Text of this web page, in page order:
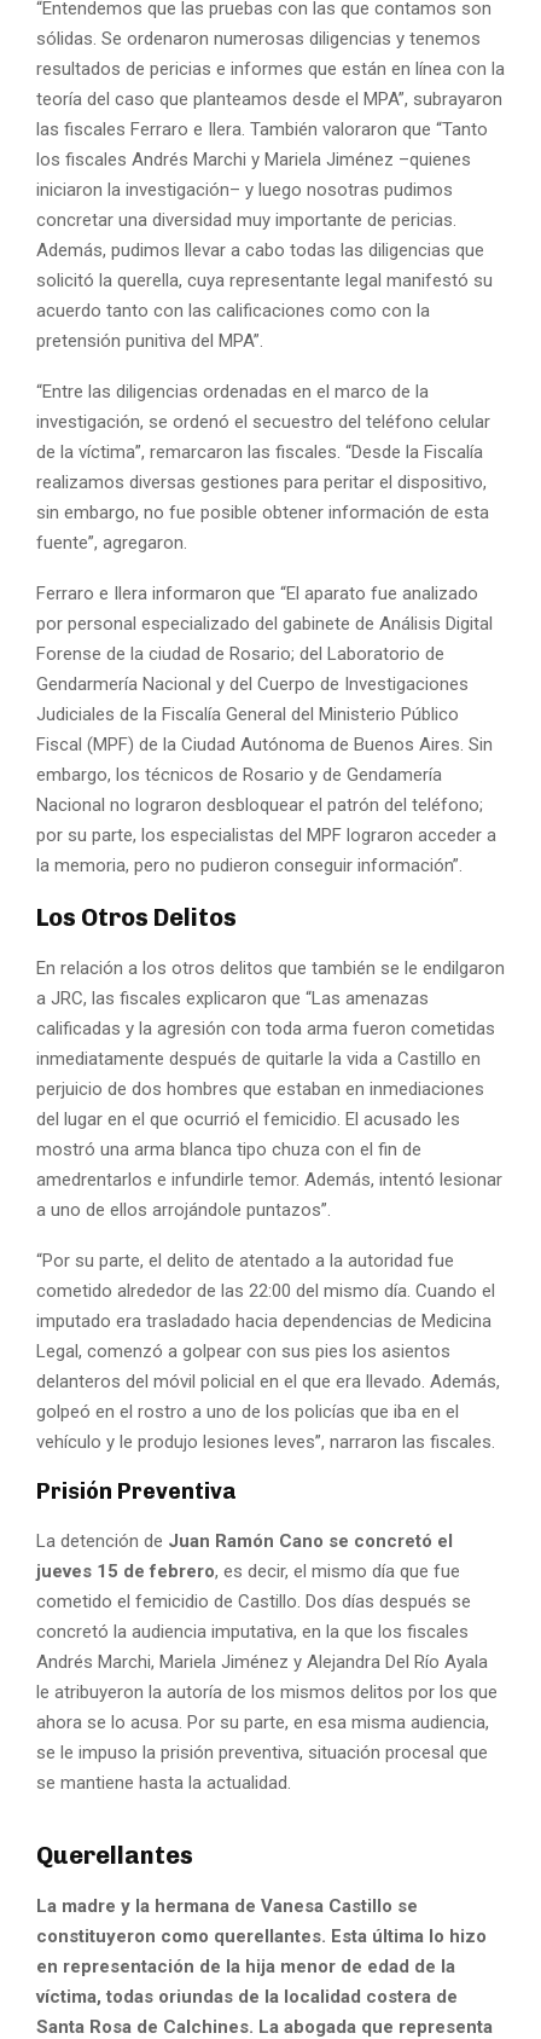
“Entendemos que las pruebas con las que contamos son
sólidas. Se ordenaron numerosas diligencias y tenemos
resultados de pericias e informes que están en línea con la
teoría del caso que planteamos desde el MPA”, subrayaron
las fiscales Ferraro e Ilera. También valoraron que “Tanto
los fiscales Andrés Marchi y Mariela Jiménez –quienes
iniciaron la investigación– y luego nosotras pudimos
concretar una diversidad muy importante de pericias.
Además, pudimos llevar a cabo todas las diligencias que
solicitó la querella, cuya representante legal manifestó su
acuerdo tanto con las calificaciones como con la
pretensión punitiva del MPA”.
“Entre las diligencias ordenadas en el marco de la
investigación, se ordenó el secuestro del teléfono celular
de la víctima”, remarcaron las fiscales. “Desde la Fiscalía
realizamos diversas gestiones para peritar el dispositivo,
sin embargo, no fue posible obtener información de esta
fuente”, agregaron.
Ferraro e Ilera informaron que “El aparato fue analizado
por personal especializado del gabinete de Análisis Digital
Forense de la ciudad de Rosario; del Laboratorio de
Gendarmería Nacional y del Cuerpo de Investigaciones
Judiciales de la Fiscalía General del Ministerio Público
Fiscal (MPF) de la Ciudad Autónoma de Buenos Aires. Sin
embargo, los técnicos de Rosario y de Gendamería
Nacional no lograron desbloquear el patrón del teléfono;
por su parte, los especialistas del MPF lograron acceder a
la memoria, pero no pudieron conseguir información”.
Los Otros Delitos
En relación a los otros delitos que también se le endilgaron
a JRC, las fiscales explicaron que “Las amenazas
calificadas y la agresión con toda arma fueron cometidas
inmediatamente después de quitarle la vida a Castillo en
perjuicio de dos hombres que estaban en inmediaciones
del lugar en el que ocurrió el femicidio. El acusado les
mostró una arma blanca tipo chuza con el fin de
amedrentarlos e infundirle temor. Además, intentó lesionar
a uno de ellos arrojándole puntazos”.
“Por su parte, el delito de atentado a la autoridad fue
cometido alrededor de las 22:00 del mismo día. Cuando el
imputado era trasladado hacia dependencias de Medicina
Legal, comenzó a golpear con sus pies los asientos
delanteros del móvil policial en el que era llevado. Además,
golpeó en el rostro a uno de los policías que iba en el
vehículo y le produjo lesiones leves”, narraron las fiscales.
Prisión Preventiva
La detención de Juan Ramón Cano se concretó el
jueves 15 de febrero, es decir, el mismo día que fue
cometido el femicidio de Castillo. Dos días después se
concretó la audiencia imputativa, en la que los fiscales
Andrés Marchi, Mariela Jiménez y Alejandra Del Río Ayala
le atribuyeron la autoría de los mismos delitos por los que
ahora se lo acusa. Por su parte, en esa misma audiencia,
se le impuso la prisión preventiva, situación procesal que
se mantiene hasta la actualidad.
Querellantes
La madre y la hermana de Vanesa Castillo se
constituyeron como querellantes. Esta última lo hizo
en representación de la hija menor de edad de la
víctima, todas oriundas de la localidad costera de
Santa Rosa de Calchines. La abogada que representa